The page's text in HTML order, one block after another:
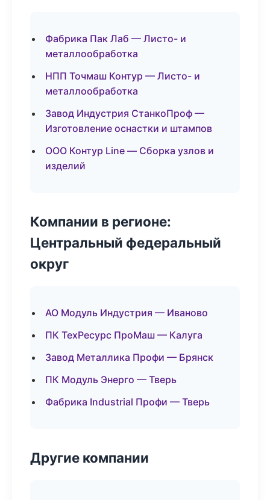
Фабрика Пак Лаб — Листо- и
металлообработка
НПП Точмаш Контур — Листо- и
металлообработка
Завод Индустрия СтанкоПроф —
Изготовление оснастки и штампов
ООО Контур Line — Сборка узлов и
изделий
Компании в регионе:
Центральный федеральный
округ
АО Модуль Индустрия — Иваново
ПК ТехРесурс ПроМаш — Калуга
Завод Металлика Профи — Брянск
ПК Модуль Энерго — Тверь
Фабрика Industrial Профи — Тверь
Другие компании